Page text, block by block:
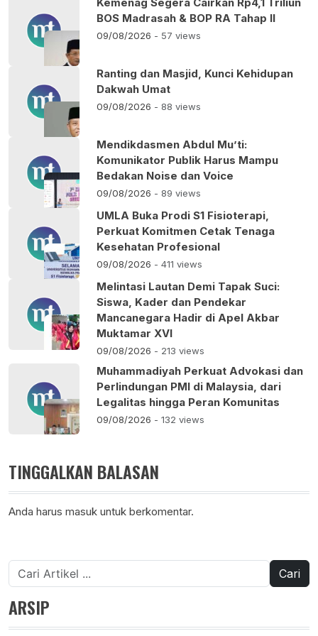
Kemenag Segera Cairkan Rp4,1 Triliun
BOS Madrasah & BOP RA Tahap II
09/08/2026 - 57 views
Ranting dan Masjid, Kunci Kehidupan
Dakwah Umat
09/08/2026 - 88 views
Mendikdasmen Abdul Mu’ti:
Komunikator Publik Harus Mampu
Bedakan Noise dan Voice
09/08/2026 - 89 views
UMLA Buka Prodi S1 Fisioterapi,
Perkuat Komitmen Cetak Tenaga
Kesehatan Profesional
09/08/2026 - 411 views
Melintasi Lautan Demi Tapak Suci:
Siswa, Kader dan Pendekar
Mancanegara Hadir di Apel Akbar
Muktamar XVI
09/08/2026 - 213 views
Muhammadiyah Perkuat Advokasi dan
Perlindungan PMI di Malaysia, dari
Legalitas hingga Peran Komunitas
09/08/2026 - 132 views
TINGGALKAN BALASAN
Anda harus masuk untuk berkomentar.
Cari
untuk:
ARSIP